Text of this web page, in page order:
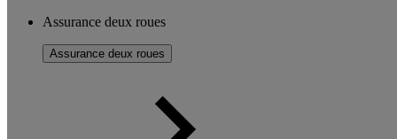
Assurance deux roues
Assurance deux roues